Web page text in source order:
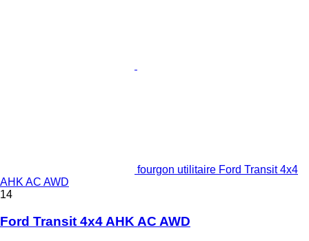
fourgon utilitaire Ford Transit 4x4
AHK AC AWD
14
Ford Transit 4x4 AHK AC AWD